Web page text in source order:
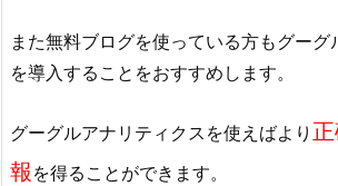
また無料ブログを使っている方もグーグ
を導入することをおすすめします。
グーグルアナリティクスを使えばより
報 を得ることができます。